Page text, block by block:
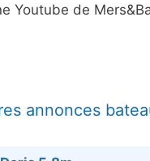
Youtube de
annonces